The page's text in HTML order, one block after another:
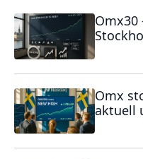
Omx30
Omx
aktuell